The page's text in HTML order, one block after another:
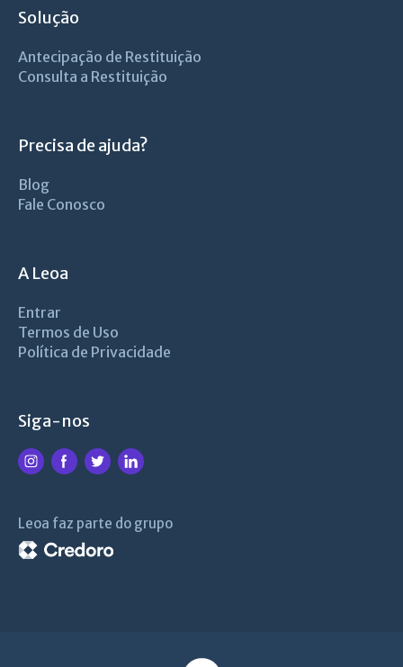
Solução
Antecipação de Restituição
Consulta a Restituição
Precisa de ajuda?
Blog
Fale Conosco
A Leoa
Entrar
Termos de Uso
Política de Privacidade
Siga-nos
Leoa faz parte do grupo